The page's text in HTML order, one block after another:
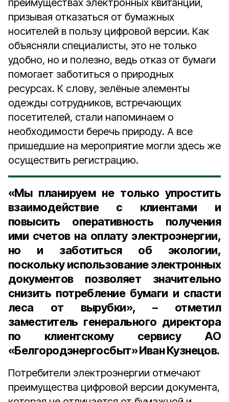
преимуществах электронных квитанций,
призывая отказаться от бумажных
носителей в пользу цифровой версии. Как
объясняли специалисты, это не только
удобно, но и полезно, ведь отказ от бумаги
помогает заботиться о природных
ресурсах. К слову, зелёные элементы
одежды сотрудников, встречающих
посетителей, стали напоминаем о
необходимости беречь природу. А все
пришедшие на мероприятие могли здесь же
осуществить регистрацию.
«Мы планируем не только упростить
взаимодействие с клиентами и
повысить оперативность получения
ими счетов на оплату электроэнергии,
но и заботиться об экологии,
поскольку использование электронных
документов позволяет значительно
снизить потребление бумаги и спасти
леса от вырубки», – отметил
заместитель генерального директора
по клиентскому сервису АО
«Белгородэнергосбыт» Иван Кузнецов.
Потребители электроэнергии отмечают
преимущества цифровой версии документа,